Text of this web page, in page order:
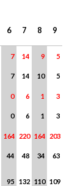
6 7 8 9
7 14 9 5
7 14 10 5
0 6 1 3
0 6 1 3
164 220 164 203
44 48 34 63
95 132 110 109